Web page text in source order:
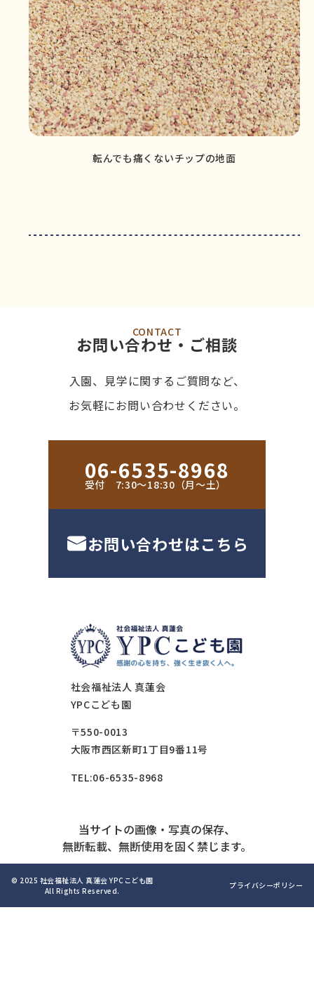
転んでも痛くないチップの地面
CONTACT
お問い合わせ・ご相談
入園、見学に関するご質問など、
お気軽にお問い合わせください。
06-6535-8968
受付 7:30〜18:30（月〜土）
お問い合わせはこちら
社会福祉法人 真蓮会
YPCこども園
〒550-0013
大阪市西区新町1丁目9番11号
TEL:06-6535-8968
当サイトの画像・写真の保存、
無断転載、無断使用を固く禁じます。
© 2025 社会福祉法人 真蓮会 YPCこども園
All Rights Reserved.
プライバシーポリシー